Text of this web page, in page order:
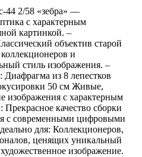
44 2/58 «зебра» —
с характерным
картинкой. –
объектив старой
и
стиль изображения. –
из 8 лепестков
50 см Живые,
изображения с характерным
качество сборки
с современными цифровыми
для: Коллекционеров,
ценящих уникальный
изображение.